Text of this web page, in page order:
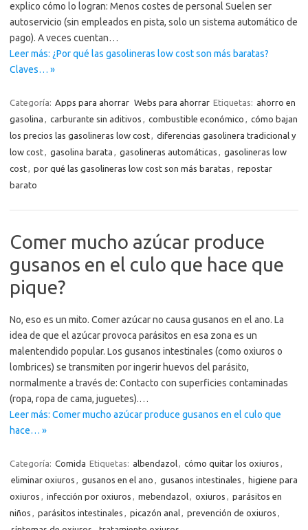
explico cómo lo logran: Menos costes de personal Suelen ser
autoservicio (sin empleados en pista, solo un sistema automático de
pago). A veces cuentan…
Leer más: ¿Por qué las gasolineras low cost son más baratas?
Claves… »
Categoría: Apps para ahorrar Webs para ahorrar Etiquetas: ahorro en
gasolina , carburante sin aditivos , combustible económico , cómo bajan
los precios las gasolineras low cost, diferencias gasolinera tradicional y
low cost, gasolina barata , gasolineras automáticas , gasolineras low
cost, por qué las gasolineras low cost son más baratas , repostar
barato
Comer mucho azúcar produce
gusanos en el culo que hace que
pique?
No, eso es un mito. Comer azúcar no causa gusanos en el ano. La
idea de que el azúcar provoca parásitos en esa zona es un
malentendido popular. Los gusanos intestinales (como oxiuros o
lombrices) se transmiten por ingerir huevos del parásito,
normalmente a través de: Contacto con superficies contaminadas
(ropa, ropa de cama, juguetes).…
Leer más: Comer mucho azúcar produce gusanos en el culo que
hace… »
Categoría: Comida Etiquetas: albendazol, cómo quitar los oxiuros ,
eliminar oxiuros , gusanos en el ano , gusanos intestinales , higiene para
oxiuros , infección por oxiuros , mebendazol, oxiuros , parásitos en
niños , parásitos intestinales , picazón anal, prevención de oxiuros ,